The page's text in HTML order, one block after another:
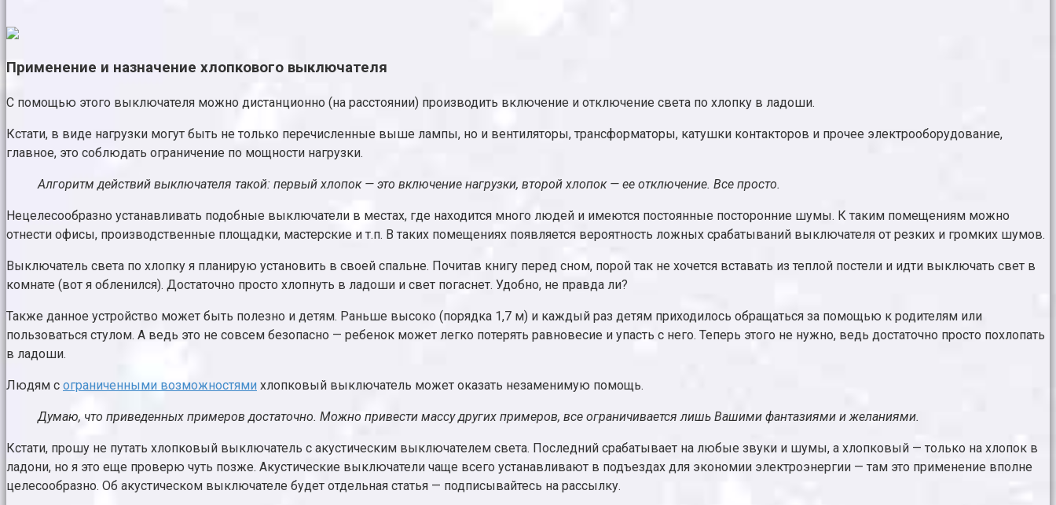
Применение и назначение хлопкового выключателя
С помощью этого выключателя можно дистанционно (на расстоянии) производить включение и отключение света по хлопку в ладоши.
Кстати, в виде нагрузки могут быть не только перечисленные выше лампы, но и вентиляторы, трансформаторы, катушки контакторов и прочее электрооборудование,
главное, это соблюдать ограничение по мощности нагрузки.
Алгоритм действий выключателя такой: первый хлопок — это включение нагрузки, второй хлопок — ее отключение. Все просто.
Нецелесообразно устанавливать подобные выключатели в местах, где находится много людей и имеются постоянные посторонние шумы. К таким помещениям можно
отнести офисы, производственные площадки, мастерские и т.п. В таких помещениях появляется вероятность ложных срабатываний выключателя от резких и громких шумов.
Выключатель света по хлопку я планирую установить в своей спальне. Почитав книгу перед сном, порой так не хочется вставать из теплой постели и идти выключать свет в
комнате (вот я обленился). Достаточно просто хлопнуть в ладоши и свет погаснет. Удобно, не правда ли?
Также данное устройство может быть полезно и детям. Раньше высоко (порядка 1,7 м) и каждый раз детям приходилось обращаться за помощью к родителям или
пользоваться стулом. А ведь это не совсем безопасно — ребенок может легко потерять равновесие и упасть с него. Теперь этого не нужно, ведь достаточно просто похлопать
в ладоши.
Людям с ограниченными возможностями хлопковый выключатель может оказать незаменимую помощь.
Думаю, что приведенных примеров достаточно. Можно привести массу других примеров, все ограничивается лишь Вашими фантазиями и желаниями.
Кстати, прошу не путать хлопковый выключатель с акустическим выключателем света. Последний срабатывает на любые звуки и шумы, а хлопковый — только на хлопок в
ладони, но я это еще проверю чуть позже. Акустические выключатели чаще всего устанавливают в подъездах для экономии электроэнергии — там это применение вполне
целесообразно. Об акустическом выключателе будет отдельная статья — подписывайтесь на рассылку.